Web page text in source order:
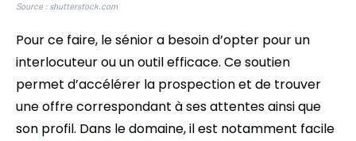
Source : shutterstock.com
Pour ce faire, le sénior a besoin d’opter pour un
interlocuteur ou un outil efficace. Ce soutien
permet d’accélérer la prospection et de trouver
une offre correspondant à ses attentes ainsi que
son profil. Dans le domaine, il est notamment facile